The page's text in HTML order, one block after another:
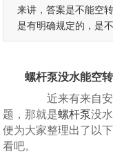
来讲，答案是不能空
是有明确规定的，是
螺杆泵没水能空
近来有来自安
题，那就是螺杆泵没
便为大家整理出了以
看吧。